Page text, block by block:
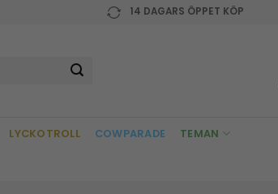
14 DAGARS ÖPPET KÖP
LYCKOTROLL COWPARADE TEMAN